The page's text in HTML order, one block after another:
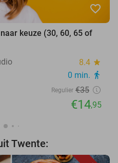
favorite_border
keuze (30, 60, 65 of
8.4 star
0 min. directions_walk
Regulier €35
€14,95
Twente: